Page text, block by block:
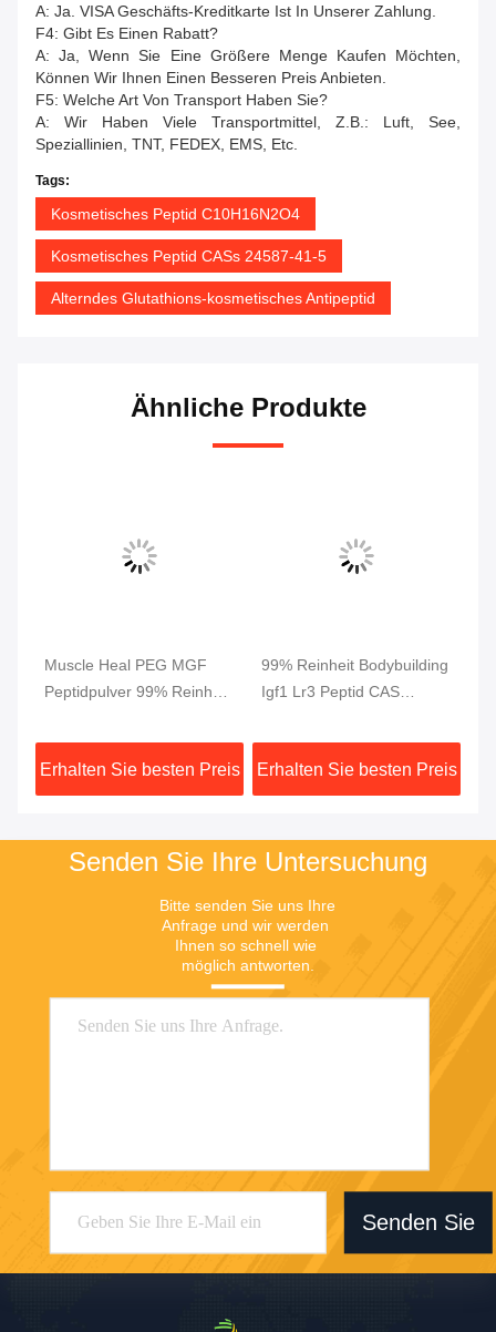
A: Ja. VISA Geschäfts-Kreditkarte Ist In Unserer Zahlung.
F4: Gibt Es Einen Rabatt?
A: Ja, Wenn Sie Eine Größere Menge Kaufen Möchten,
Können Wir Ihnen Einen Besseren Preis Anbieten.
F5: Welche Art Von Transport Haben Sie?
A: Wir Haben Viele Transportmittel, Z.B.: Luft, See,
Speziallinien, TNT, FEDEX, EMS, Etc.
Tags:
Kosmetisches Peptid C10H16N2O4
Kosmetisches Peptid CASs 24587-41-5
Alterndes Glutathions-kosmetisches Antipeptid
Ähnliche Produkte
Muscle Heal PEG MGF
Peptidpulver 99% Reinheit
Erhalten Sie besten Preis
99% Reinheit Bodybuilding
Igf1 Lr3 Peptid CAS
Erhalten Sie besten Preis
Senden Sie Ihre Untersuchung
Bitte senden Sie uns Ihre
Anfrage und wir werden
Ihnen so schnell wie
möglich antworten.
Senden Sie